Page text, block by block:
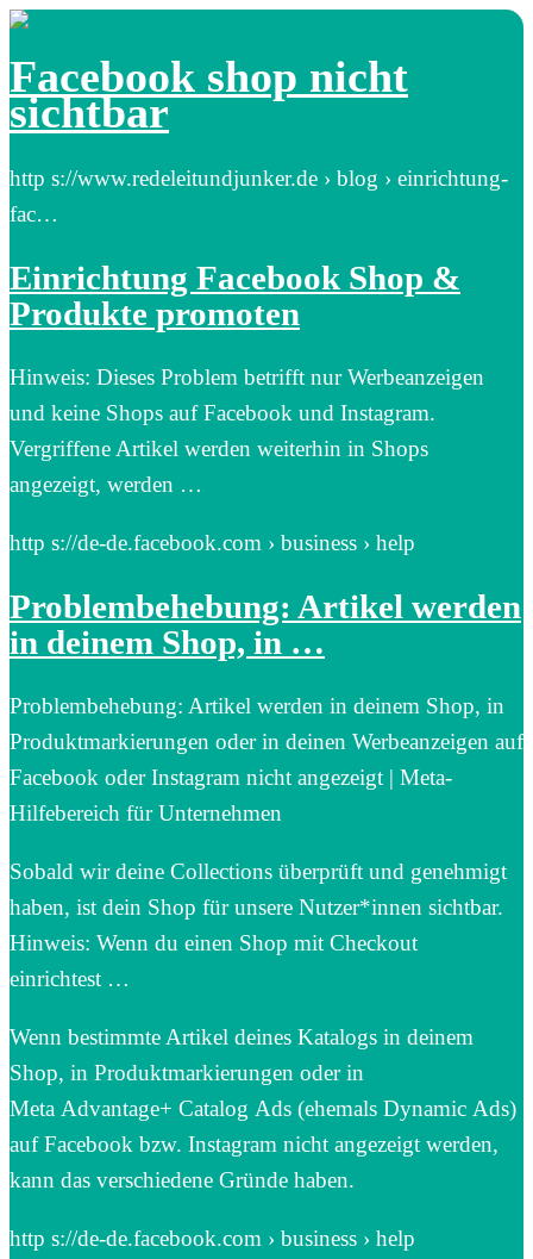
Facebook shop nicht
sichtbar
http s://www.redeleitundjunker.de › blog › einrichtung-
fac…
Einrichtung Facebook Shop &
Produkte promoten
Hinweis: Dieses Problem betrifft nur Werbeanzeigen
und keine Shops auf Facebook und Instagram.
Vergriffene Artikel werden weiterhin in Shops
angezeigt, werden …
http s://de-de.facebook.com › business › help
Problembehebung: Artikel werden
in deinem Shop, in …
Problembehebung: Artikel werden in deinem Shop, in
Produktmarkierungen oder in deinen Werbeanzeigen auf
Facebook oder Instagram nicht angezeigt | Meta-
Hilfebereich für Unternehmen
Sobald wir deine Collections überprüft und genehmigt
haben, ist dein Shop für unsere Nutzer*innen sichtbar.
Hinweis: Wenn du einen Shop mit Checkout
einrichtest …
Wenn bestimmte Artikel deines Katalogs in deinem
Shop, in Produktmarkierungen oder in
Meta Advantage+ Catalog Ads (ehemals Dynamic Ads)
auf Facebook bzw. Instagram nicht angezeigt werden,
kann das verschiedene Gründe haben.
http s://de-de.facebook.com › business › help